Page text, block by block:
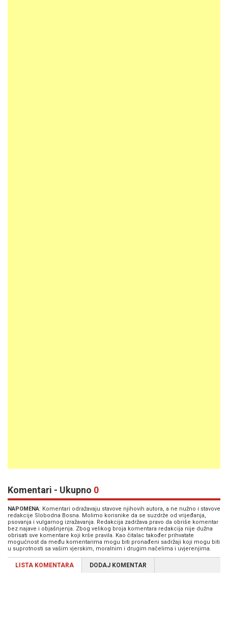
Komentari - Ukupno 0
NAPOMENA: Komentari odražavaju stavove njihovih autora, a ne nužno i stavove
redakcije Slobodna Bosna. Molimo korisnike da se suzdrže od vrijeđanja,
psovanja i vulgarnog izražavanja. Redakcija zadržava pravo da obriše komentar
bez najave i objašnjenja. Zbog velikog broja komentara redakcija nije dužna
obrisati sve komentare koji krše pravila. Kao čitalac također prihvatate
mogućnost da među komentarima mogu biti pronađeni sadržaji koji mogu biti
u suprotnosti sa vašim vjerskim, moralnim i drugim načelima i uvjerenjima.
LISTA KOMENTARA DODAJ KOMENTAR